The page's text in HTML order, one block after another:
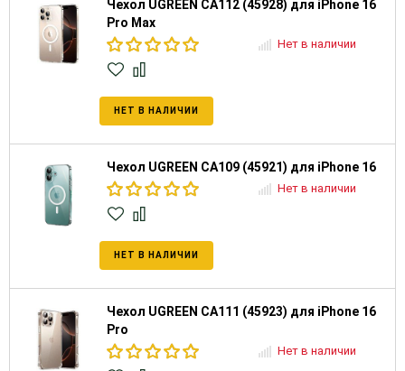
Чехол UGREEN CA112 (45928) для iPhone 16
Pro Max
Нет в наличии
НЕТ В НАЛИЧИИ
Чехол UGREEN CA109 (45921) для iPhone 16
Нет в наличии
НЕТ В НАЛИЧИИ
Чехол UGREEN CA111 (45923) для iPhone 16
Pro
Нет в наличии